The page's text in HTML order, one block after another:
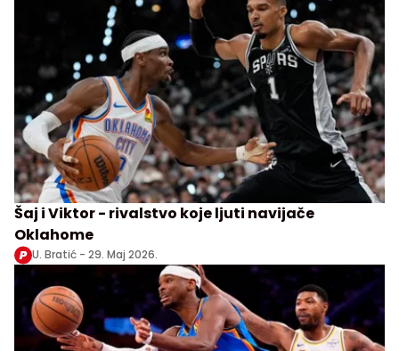
Šaj i Viktor - rivalstvo koje ljuti navijače
Oklahome
U. Bratić - 29. Maj 2026.